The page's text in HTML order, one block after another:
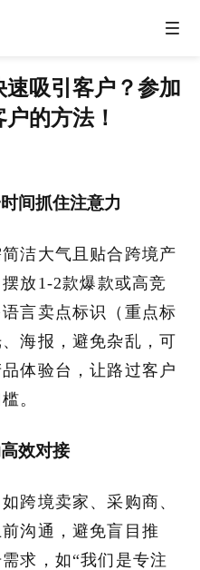
吸引客户？参加
的方法！
间抓住注意力
洁大气且贴合跨境产
放1-2款爆款或高竞
言卖点标识（重点标
海报，避免杂乱，可
体验台，让路过客户
。
效对接
跨境卖家、采购商、
沟通，避免盲目推
求，如“我们是专注